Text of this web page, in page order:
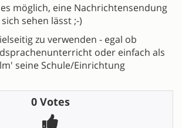
möglich, eine Nachrichtensendung
sehen lässt ;-)
zu verwenden - egal ob
oder einfach als
seine Schule/Einrichtung
0 Votes